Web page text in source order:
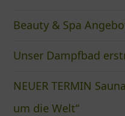
Beauty & Spa
Unser Dampfbad
NEUER TERMIN
um die Welt“